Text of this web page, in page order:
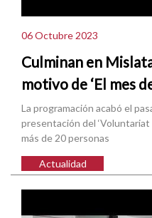
06 Octubre 2023
Culminan en
motivo de ‘El mes
La programación acabó el
presentación del ‘Voluntariat
más de 20 personas
Actualidad